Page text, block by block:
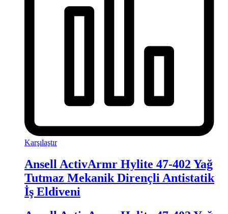
Karşılaştır
Ansell ActivArmr Hylite 47-402 Yağ
Tutmaz Mekanik Dirençli Antistatik
İş Eldiveni